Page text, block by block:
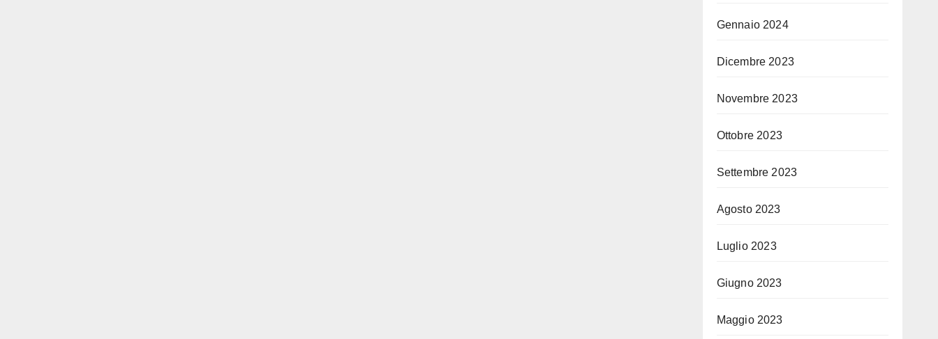
Gennaio 2024
Dicembre 2023
Novembre 2023
Ottobre 2023
Settembre 2023
Agosto 2023
Luglio 2023
Giugno 2023
Maggio 2023